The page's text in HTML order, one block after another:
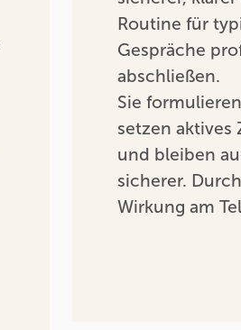
Routine für
Gespräche
abschließen.
Sie
setzen aktives
und bleiben
sicherer.
Wirkung am